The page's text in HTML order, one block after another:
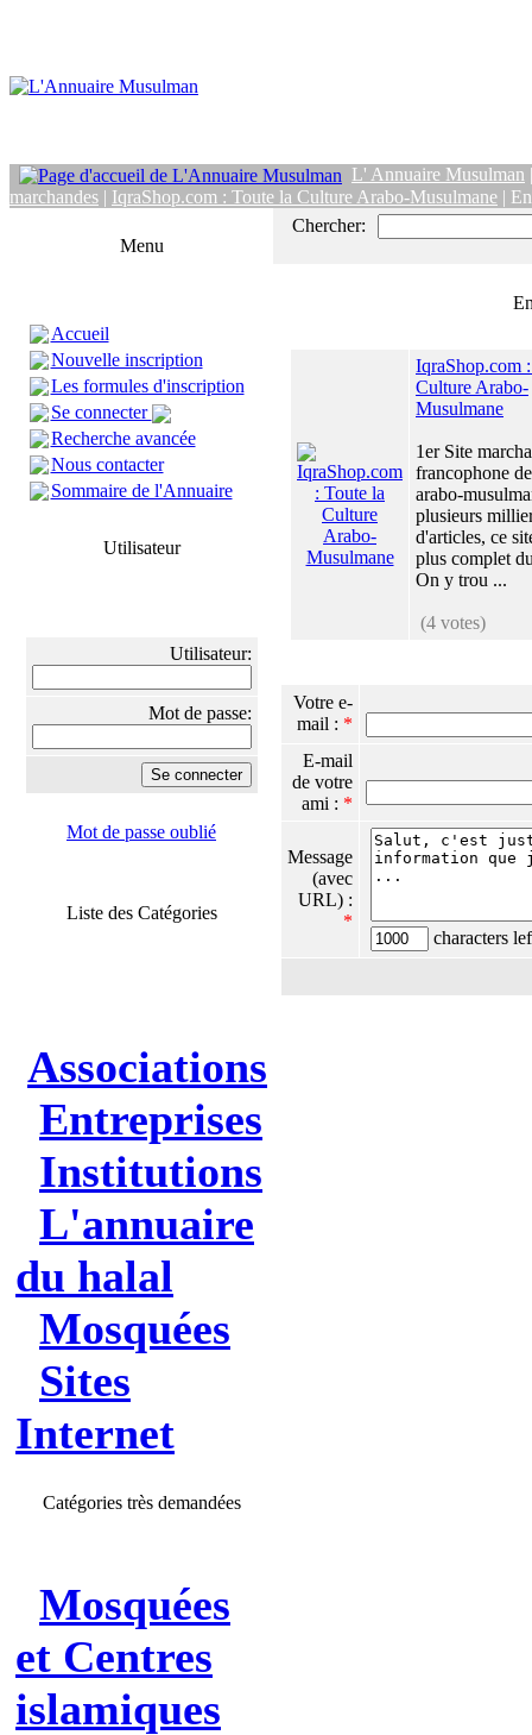
L' Annuaire Musulman
marchandes | IqraShop.com : Toute la Culture Arabo-Musulmane |
Menu
Accueil
Nouvelle inscription
Les formules d'inscription
Se connecter
Recherche avancée
Nous contacter
Sommaire de l'Annuaire
Utilisateur
Utilisateur:
Mot de passe:
Mot de passe oublié
Liste des Catégories
Associations
Entreprises
Institutions
L'annuaire
du halal
Mosquées
Sites
Internet
Catégories très demandées
Mosquées
et Centres
islamiques
Chercher:
IqraShop.com
Culture Arabo-
Musulmane
1er Site
francophone
arabo-
plusieurs
d'articles, ce
plus complet
On y trou ...
(4 votes)
Votre e-
mail : *
E-mail
de votre
ami : *
Message
(avec
URL) :
*
characters